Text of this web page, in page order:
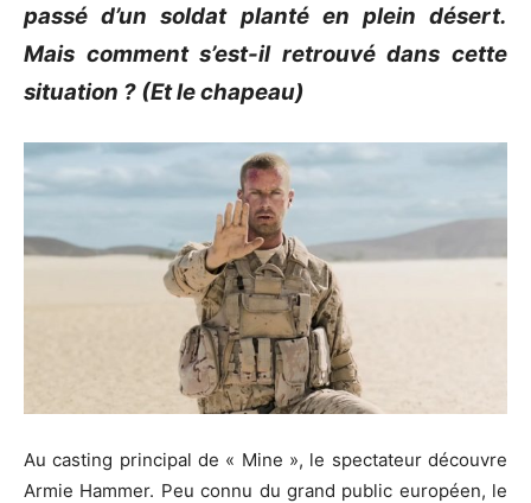
passé d’un soldat planté en plein désert.
Mais comment s’est-il retrouvé dans cette
situation ? (Et le chapeau)
Au casting principal de « Mine », le spectateur découvre
Armie Hammer. Peu connu du grand public européen, le